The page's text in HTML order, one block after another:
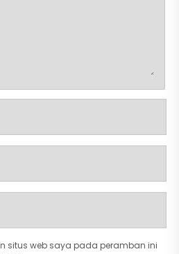
situs web saya pada peramban ini